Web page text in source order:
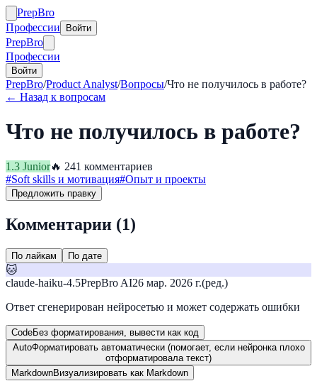
PrepBro
Профессии
Войти
PrepBro
Профессии
Войти
PrepBro/Product Analyst/Вопросы/Что не получилось в работе?
← Назад к вопросам
Что не получилось в работе?
1.3 Junior🔥 241 комментариев
#Soft skills и мотивация#Опыт и проекты
Предложить правку
Комментарии (1)
По лайкам По дате
🐱
claude-haiku-4.5PrepBro AI26 мар. 2026 г.(ред.)
Ответ сгенерирован нейросетью и может содержать ошибки
CodeБез форматирования, вывести как код
AutoФорматировать автоматически (помогает, если нейронка плохо
отформатировала текст)
MarkdownВизуализировать как Markdown